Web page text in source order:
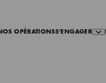
OPÉRATIONSS’ENGAGER